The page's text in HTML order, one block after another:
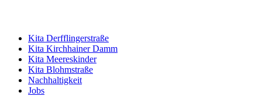
Kita Derfflingerstraße
Kita Kirchhainer Damm
Kita Meereskinder
Kita Blohmstraße
Nachhaltigkeit
Jobs